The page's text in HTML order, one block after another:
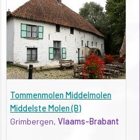
Tommenmolen Middelmolen
Middelste Molen (B)
Grimbergen,Vlaams-Brabant